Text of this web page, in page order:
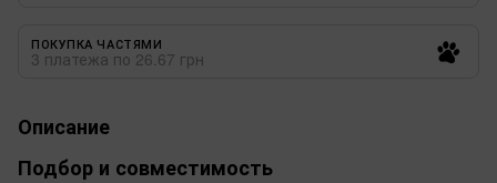
ПОКУПКА ЧАСТЯМИ
3 платежа по 26.67 грн
Описание
Подбор и совместимость